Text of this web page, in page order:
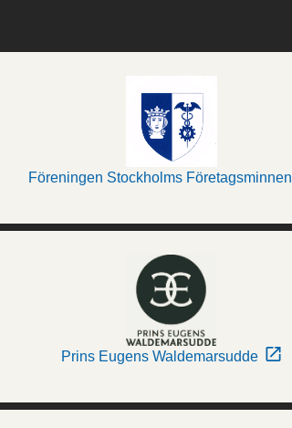
Föreningen Stockholms Företagsminnen
Prins Eugens Waldemarsudde